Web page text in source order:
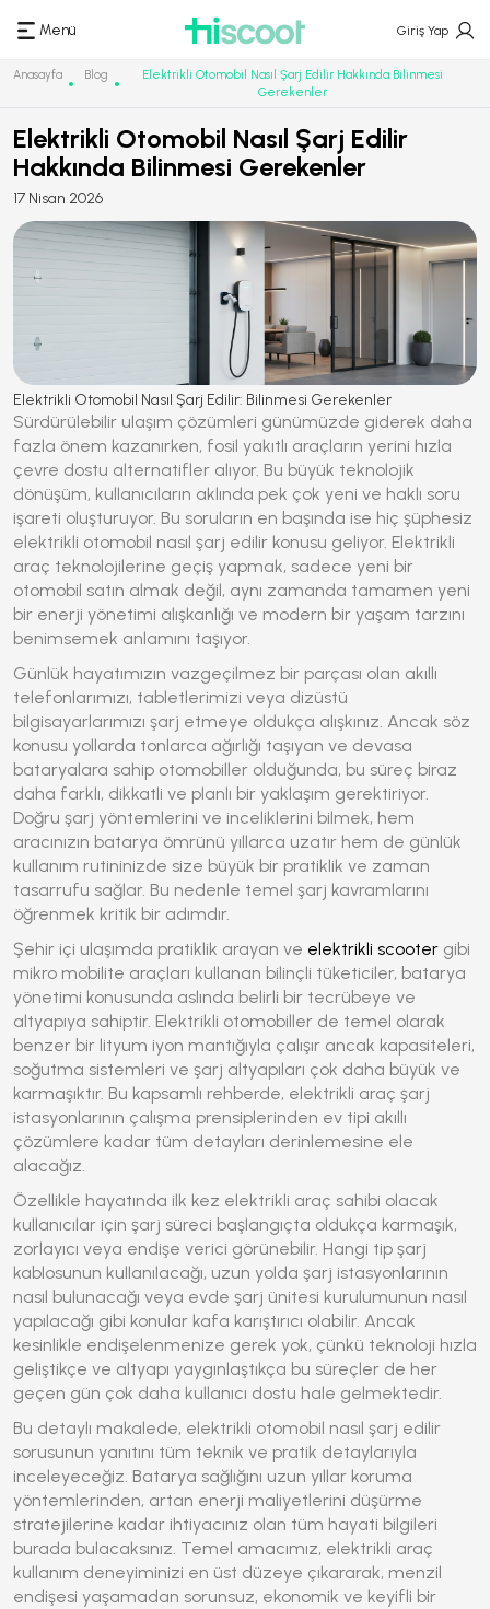
Menü Giriş Yap
Anasayfa Blog
Elektrikli Otomobil Nasıl Şarj Edilir Hakkında Bilinmesi
Gerekenler
Elektrikli Otomobil Nasıl Şarj Edilir
Hakkında Bilinmesi Gerekenler
17 Nisan 2026
Elektrikli Otomobil Nasıl Şarj Edilir: Bilinmesi Gerekenler
Sürdürülebilir ulaşım çözümleri günümüzde giderek daha
fazla önem kazanırken, fosil yakıtlı araçların yerini hızla
çevre dostu alternatifler alıyor. Bu büyük teknolojik
dönüşüm, kullanıcıların aklında pek çok yeni ve haklı soru
işareti oluşturuyor. Bu soruların en başında ise hiç şüphesiz
elektrikli otomobil nasıl şarj edilir konusu geliyor. Elektrikli
araç teknolojilerine geçiş yapmak, sadece yeni bir
otomobil satın almak değil, aynı zamanda tamamen yeni
bir enerji yönetimi alışkanlığı ve modern bir yaşam tarzını
benimsemek anlamını taşıyor.
Günlük hayatımızın vazgeçilmez bir parçası olan akıllı
telefonlarımızı, tabletlerimizi veya dizüstü
bilgisayarlarımızı şarj etmeye oldukça alışkınız. Ancak söz
konusu yollarda tonlarca ağırlığı taşıyan ve devasa
bataryalara sahip otomobiller olduğunda, bu süreç biraz
daha farklı, dikkatli ve planlı bir yaklaşım gerektiriyor.
Doğru şarj yöntemlerini ve inceliklerini bilmek, hem
aracınızın batarya ömrünü yıllarca uzatır hem de günlük
kullanım rutininizde size büyük bir pratiklik ve zaman
tasarrufu sağlar. Bu nedenle temel şarj kavramlarını
öğrenmek kritik bir adımdır.
Şehir içi ulaşımda pratiklik arayan ve elektrikli scooter gibi
mikro mobilite araçları kullanan bilinçli tüketiciler, batarya
yönetimi konusunda aslında belirli bir tecrübeye ve
altyapıya sahiptir. Elektrikli otomobiller de temel olarak
benzer bir lityum iyon mantığıyla çalışır ancak kapasiteleri,
soğutma sistemleri ve şarj altyapıları çok daha büyük ve
karmaşıktır. Bu kapsamlı rehberde, elektrikli araç şarj
istasyonlarının çalışma prensiplerinden ev tipi akıllı
çözümlere kadar tüm detayları derinlemesine ele
alacağız.
Özellikle hayatında ilk kez elektrikli araç sahibi olacak
kullanıcılar için şarj süreci başlangıçta oldukça karmaşık,
zorlayıcı veya endişe verici görünebilir. Hangi tip şarj
kablosunun kullanılacağı, uzun yolda şarj istasyonlarının
nasıl bulunacağı veya evde şarj ünitesi kurulumunun nasıl
yapılacağı gibi konular kafa karıştırıcı olabilir. Ancak
kesinlikle endişelenmenize gerek yok, çünkü teknoloji hızla
geliştikçe ve altyapı yaygınlaştıkça bu süreçler de her
geçen gün çok daha kullanıcı dostu hale gelmektedir.
Bu detaylı makalede, elektrikli otomobil nasıl şarj edilir
sorusunun yanıtını tüm teknik ve pratik detaylarıyla
inceleyeceğiz. Batarya sağlığını uzun yıllar koruma
yöntemlerinden, artan enerji maliyetlerini düşürme
stratejilerine kadar ihtiyacınız olan tüm hayati bilgileri
burada bulacaksınız. Temel amacımız, elektrikli araç
kullanım deneyiminizi en üst düzeye çıkararak, menzil
endişesi yaşamadan sorunsuz, ekonomik ve keyifli bir